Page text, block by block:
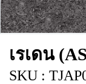
เรเดน
SKU :